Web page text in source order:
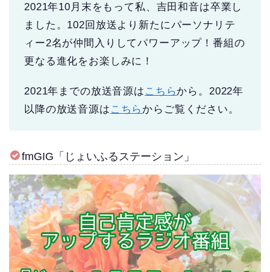
2021年10月末をもって私、吉田和音は卒業し
ました。102回放送より新たにパーソナリテ
ィー2名が仲間入りしてパワーアップ！番組の
更なる進化をお楽しみに！
2021年までの放送音源は こちらから。2022年
以降の放送音源は こちら からご覧ください。
fmGIG「じょいふるステーション」